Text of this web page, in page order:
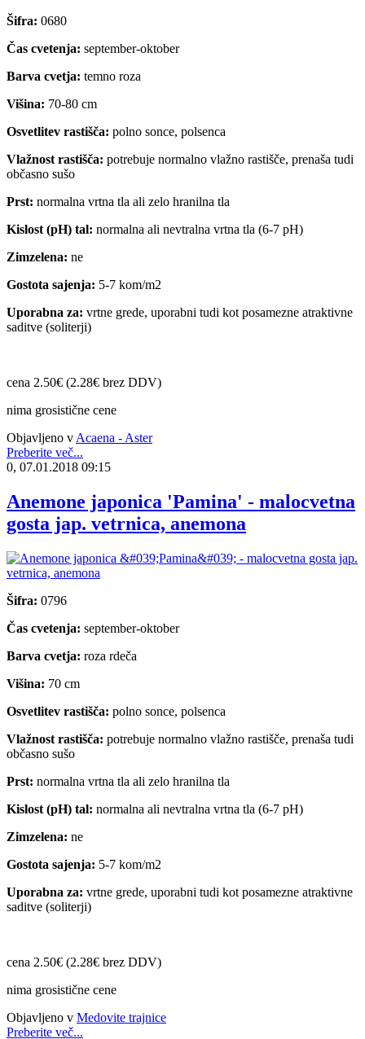
Šifra: 0680
Čas cvetenja: september-oktober
Barva cvetja: temno roza
Višina: 70-80 cm
Osvetlitev rastišča: polno sonce, polsenca
Vlažnost rastišča: potrebuje normalno vlažno rastišče, prenaša tudi
občasno sušo
Prst: normalna vrtna tla ali zelo hranilna tla
Kislost (pH) tal: normalna ali nevtralna vrtna tla (6-7 pH)
Zimzelena: ne
Gostota sajenja: 5-7 kom/m2
Uporabna za: vrtne grede, uporabni tudi kot posamezne atraktivne
saditve (soliterji)
cena 2.50€ (2.28€ brez DDV)
nima grosistične cene
Objavljeno v Acaena - Aster
Preberite več...
0, 07.01.2018 09:15
Anemone japonica 'Pamina' - malocvetna
gosta jap. vetrnica, anemona
Šifra: 0796
Čas cvetenja: september-oktober
Barva cvetja: roza rdeča
Višina: 70 cm
Osvetlitev rastišča: polno sonce, polsenca
Vlažnost rastišča: potrebuje normalno vlažno rastišče, prenaša tudi
občasno sušo
Prst: normalna vrtna tla ali zelo hranilna tla
Kislost (pH) tal: normalna ali nevtralna vrtna tla (6-7 pH)
Zimzelena: ne
Gostota sajenja: 5-7 kom/m2
Uporabna za: vrtne grede, uporabni tudi kot posamezne atraktivne
saditve (soliterji)
cena 2.50€ (2.28€ brez DDV)
nima grosistične cene
Objavljeno v Medovite trajnice
Preberite več...